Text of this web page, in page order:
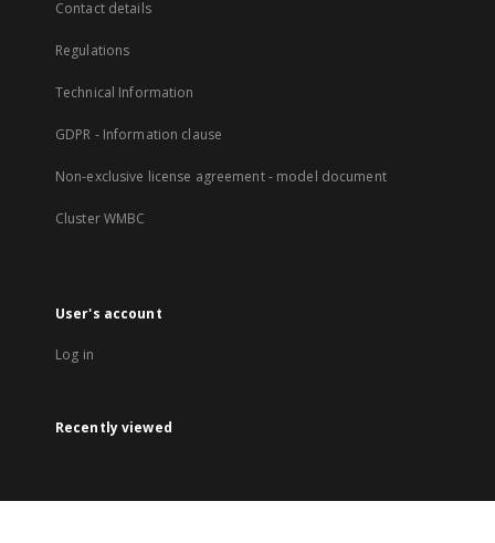
Contact details
Regulations
Technical Information
GDPR - Information clause
Non-exclusive license agreement - model document
Cluster WMBC
User's account
Log in
Recently viewed